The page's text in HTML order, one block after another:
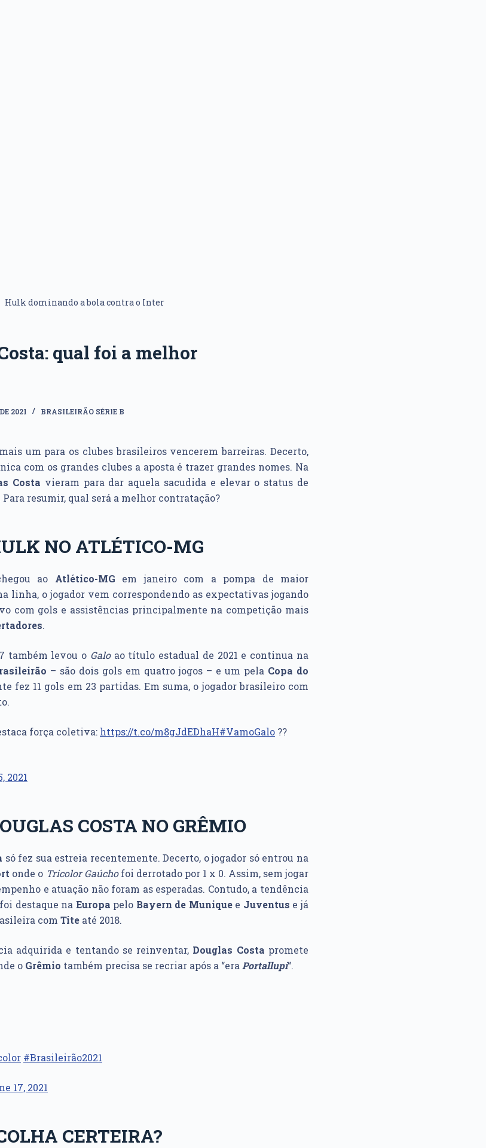
Hulk dominando a bola contra o Inter
qual foi a melhor
2021 BRASILEIRÃO SÉRIE B
um para os clubes brasileiros vencerem barreiras. Decerto,
com os grandes clubes a aposta é trazer grandes nomes. Na
Costa vieram para dar aquela sacudida e elevar o status de
resumir, qual será a melhor contratação?
NO ATLÉTICO-MG
ao Atlético-MG em janeiro com a pompa de maior
linha, o jogador vem correspondendo as expectativas jogando
com gols e assistências principalmente na competição mais
.
também levou o Galo ao título estadual de 2021 e continua na
– são dois gols em quatro jogos – e um pela Copa do
fez 11 gols em 23 partidas. Em suma, o jogador brasileiro com
força coletiva: https://t.co/m8gJdEDhaH#VamoGalo ??️
2021
COSTA NO GRÊMIO
só fez sua estreia recentemente. Decerto, o jogador só entrou na
onde o Tricolor Gaúchofoi derrotado por 1 x 0. Assim, sem jogar
e atuação não foram as esperadas. Contudo, a tendência
destaque na Europa pelo Bayern de Muniquee Juventus e já
com Tite até 2018.
adquirida e tentando se reinventar, Douglas Costa promete
o Grêmio também precisa se recriar após a “era Portallupi“.
#Brasileirão2021
17, 2021
CERTEIRA?